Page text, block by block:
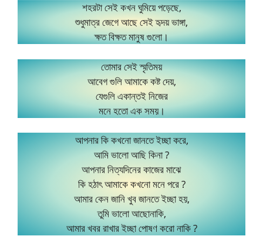
শহরটা সেই কখন ঘুমিয়ে পড়েছে,
শুধুমাত্র জেগে আছে সেই হৃদয় ভাঙ্গা,
ক্ষত বিক্ষত মানুষ গুলো।
তোমার সেই স্মৃতিময়
আবেগ গুলি আমাকে কষ্ট দেয়,
যেগুলি একান্তই নিজের
মনে হতো এক সময়।
আপনার কি কখনো জানতে ইচ্ছা করে,
আমি ভালো আছি কিনা ?
আপনার নিত্যদিনের কাজের মাঝে
কি হঠাৎ আমাকে কখনো মনে পরে ?
আমার কেন জানি খুব জানতে ইচ্ছা হয়,
তুমি ভালো আছোনাকি,
আমার খবর রাখার ইচ্ছা পোষণ করো নাকি ?